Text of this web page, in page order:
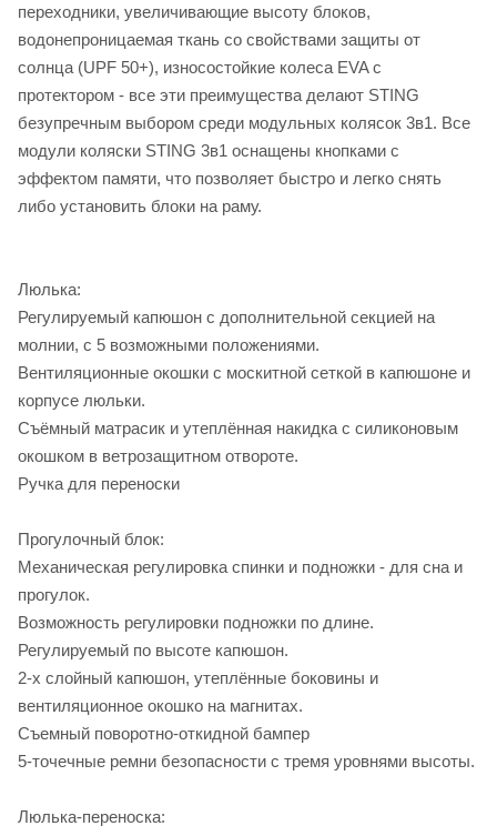
переходники, увеличивающие высоту блоков,
водонепроницаемая ткань со свойствами защиты от
солнца (UPF 50+), износостойкие колеса EVA с
протектором - все эти преимущества делают STING
безупречным выбором среди модульных колясок 3в1. Все
модули коляски STING 3в1 оснащены кнопками с
эффектом памяти, что позволяет быстро и легко снять
либо установить блоки на раму.
Люлька:
Регулируемый капюшон с дополнительной секцией на
молнии, с 5 возможными положениями.
Вентиляционные окошки с москитной сеткой в капюшоне и
корпусе люльки.
Съёмный матрасик и утеплённая накидка с силиконовым
окошком в ветрозащитном отвороте.
Ручка для переноски
Прогулочный блок:
Механическая регулировка спинки и подножки - для сна и
прогулок.
Возможность регулировки подножки по длине.
Регулируемый по высоте капюшон.
2-х слойный капюшон, утеплённые боковины и
вентиляционное окошко на магнитах.
Съемный поворотно-откидной бампер
5-точечные ремни безопасности с тремя уровнями высоты.
Люлька-переноска: